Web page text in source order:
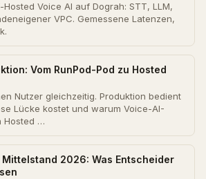
Voice AI auf Dograh: STT, LLM,
VPC. Gemessene Latenzen,
Vom RunPod-Pod zu Hosted
Nutzer gleichzeitig. Produktion bedient
Lücke kostet und warum Voice-AI-
Hosted …
Mittelstand 2026: Was Entscheider